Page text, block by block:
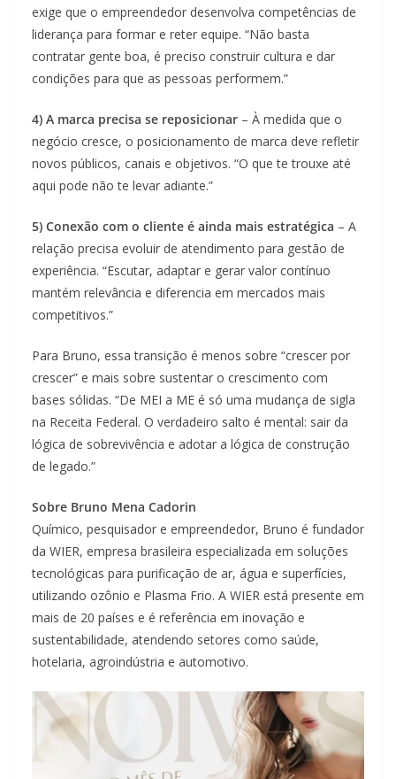
exige que o empreendedor desenvolva competências de
liderança para formar e reter equipe. “Não basta
contratar gente boa, é preciso construir cultura e dar
condições para que as pessoas performem.”
4) A marca precisa se reposicionar – À medida que o
negócio cresce, o posicionamento de marca deve refletir
novos públicos, canais e objetivos. “O que te trouxe até
aqui pode não te levar adiante.”
5) Conexão com o cliente é ainda mais estratégica – A
relação precisa evoluir de atendimento para gestão de
experiência. “Escutar, adaptar e gerar valor contínuo
mantém relevância e diferencia em mercados mais
competitivos.”
Para Bruno, essa transição é menos sobre “crescer por
crescer” e mais sobre sustentar o crescimento com
bases sólidas. “De MEI a ME é só uma mudança de sigla
na Receita Federal. O verdadeiro salto é mental: sair da
lógica de sobrevivência e adotar a lógica de construção
de legado.”
Sobre Bruno Mena Cadorin
Químico, pesquisador e empreendedor, Bruno é fundador
da WIER, empresa brasileira especializada em soluções
tecnológicas para purificação de ar, água e superfícies,
utilizando ozônio e Plasma Frio. A WIER está presente em
mais de 20 países e é referência em inovação e
sustentabilidade, atendendo setores como saúde,
hotelaria, agroindústria e automotivo.